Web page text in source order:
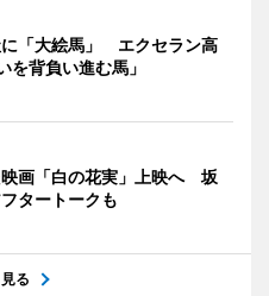
「大絵馬」 エクセラン高
を背負い進む馬」
画「白の花実」上映へ 坂
タートークも
る